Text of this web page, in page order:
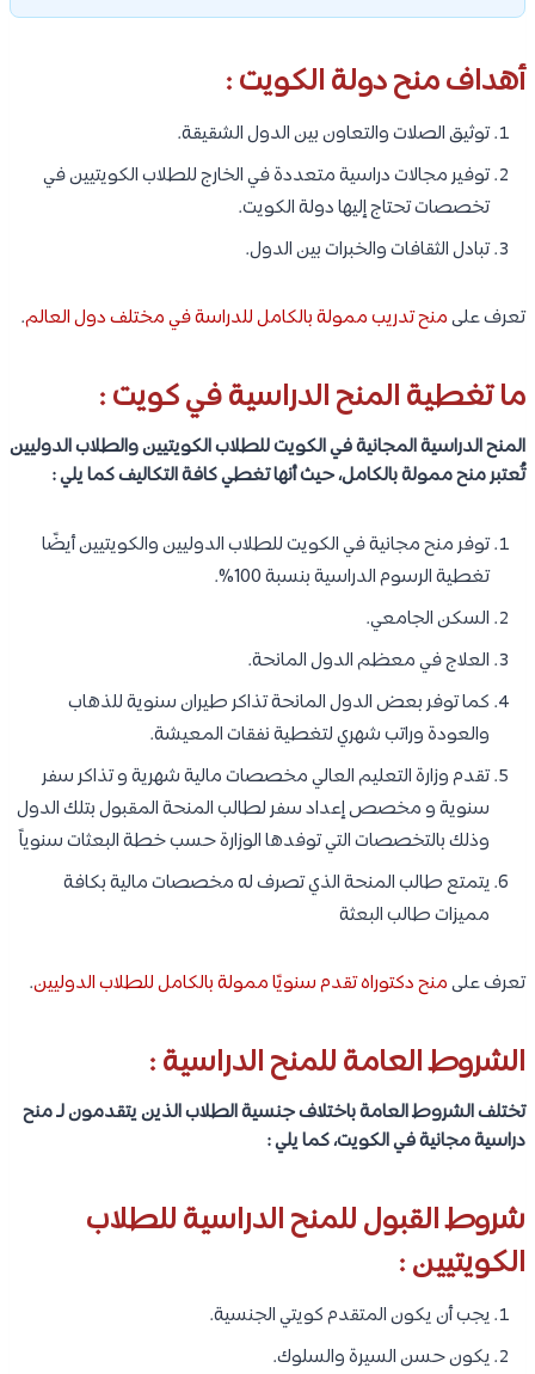
أهداف منح دولة الكويت :
توثيق الصلات والتعاون بين الدول الشقيقة.
توفير مجالات دراسية متعددة في الخارج للطلاب الكويتيين في
تخصصات تحتاج إليها دولة الكويت.
تبادل الثقافات والخبرات بين الدول.
تعرف علىمنح تدريب ممولة بالكامل للدراسة في مختلف دول العالم.
ما تغطية المنح الدراسية في كويت :
المنح الدراسية المجانية في الكويت للطلاب الكويتيين والطلاب الدوليين
تُعتبر منح ممولة بالكامل، حيث أنها تغطي كافة التكاليف كما يلي :
توفر منح مجانية في الكويت للطلاب الدوليين والكويتيين أيضًا
تغطية الرسوم الدراسية بنسبة 100%.
السكن الجامعي.
العلاج في معظم الدول المانحة.
كما توفر بعض الدول المانحة تذاكر طيران سنوية للذهاب
والعودة وراتب شهري لتغطية نفقات المعيشة.
تقدم وزارة التعليم العالي مخصصات مالية شهرية و تذاكر سفر
سنوية و مخصص إعداد سفر لطالب المنحة المقبول بتلك الدول
وذلك بالتخصصات التي توفدها الوزارة حسب خطة البعثات سنوياً
يتمتع طالب المنحة الذي تصرف له مخصصات مالية بكافة
مميزات طالب البعثة
تعرف علىمنح دكتوراه تقدم سنويًا ممولة بالكامل للطلاب الدوليين.
الشروط العامة للمنح الدراسية :
تختلف الشروط العامة باختلاف جنسية الطلاب الذين يتقدمون لـ منح
دراسية مجانية في الكويت، كما يلي :
شروط القبول للمنح الدراسية للطلاب
الكويتيين :
يجب أن يكون المتقدم كويتي الجنسية.
يكون حسن السيرة والسلوك.